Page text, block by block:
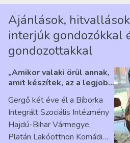
Ajánlások,
interjúk gondozókkal
gondozottakkal
„Amikor valaki örül annak,
amit készítek, az a legjobb
Ribárszky Gergő ellátottal
Gergő két éve él a Bíborka
Integrált Szociális Intézmény
Hajdú-Bihar Vármegye,
Platán Lakóotthon Komádi